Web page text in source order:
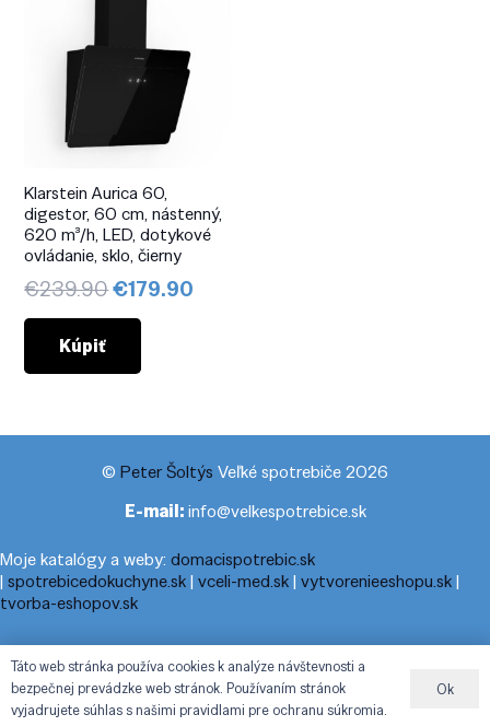
Klarstein Aurica 60,
digestor, 60 cm, nástenný,
620 m³/h, LED, dotykové
ovládanie, sklo, čierny
€239.90Pôvodná
cena
€239.90.
€179.90
Kúpiť
© Peter Šoltýs Veľké spotrebiče 2026
E-mail:info@velkespotrebice.sk
Moje katalógy a weby: domacispotrebic.sk
| spotrebicedokuchyne.sk| vceli-med.sk| vytvorenieeshopu.sk|
tvorba-eshopov.sk
Moje blogy:cestovnyporiadok.eu|pracanadoma.net|telefonny-
zoznam-podla-cisla.sk |praca-z-domu-na-pc.sk|dnesny-
horoskop.sk|cestuj-dovolenkuj.sk|cestovny-poriadok.eu
Táto web stránka používa cookies k analýze návštevnosti a
bezpečnej prevádzke web stránok. Používaním stránok
vyjadrujete súhlas s našimi pravidlami pre ochranu súkromia.
Ok